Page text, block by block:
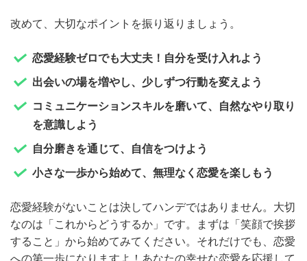
改めて、大切なポイントを振り返りましょう。
恋愛経験ゼロでも大丈夫！自分を受け入れよう
出会いの場を増やし、少しずつ行動を変えよう
コミュニケーションスキルを磨いて、自然なやり取り
を意識しよう
自分磨きを通じて、自信をつけよう
小さな一歩から始めて、無理なく恋愛を楽しもう
恋愛経験がないことは決してハンデではありません。大切
なのは「これからどうするか」です。まずは「笑顔で挨拶
すること」から始めてみてください。それだけでも、恋愛
への第一歩になりますよ！あなたの幸せな恋愛を応援して